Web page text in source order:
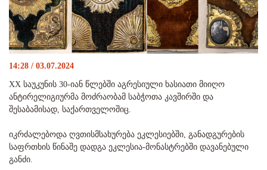
14:28 / 03.07.2024
XX საუკუნის 30-იან წლებში აგრესიული ხასიათი მიიღო
ანტირელიგიურმა მოძრაობამ საბჭოთა კავშირში და
შესაბამისად, საქართველოშიც.
იკრძალებოდა ღვთისმსახურება ეკლესიებში, განადგურების
საფრთხის წინაშე დადგა ეკლესია-მონასტრებში დავანებული
განძი.